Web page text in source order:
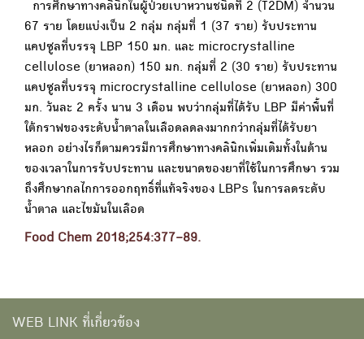
การศึกษาทางคลินิกในผู้ป่วยเบาหวานชนิดที่ 2 (T2DM) จำนวน
67 ราย โดยแบ่งเป็น 2 กลุ่ม กลุ่มที่ 1 (37 ราย) รับประทาน
แคปซูลที่บรรจุ LBP 150 มก. และ microcrystalline
cellulose (ยาหลอก) 150 มก. กลุ่มที่ 2 (30 ราย) รับประทาน
แคปซูลที่บรรจุ microcrystalline cellulose (ยาหลอก) 300
มก. วันละ 2 ครั้ง นาน 3 เดือน พบว่ากลุ่มที่ได้รับ LBP มีค่าพื้นที่
ใต้กราฟของระดับน้ำตาลในเลือดลดลงมากกว่ากลุ่มที่ได้รับยา
หลอก อย่างไรก็ตามควรมีการศึกษาทางคลินิกเพิ่มเติมทั้งในด้าน
ของเวลาในการรับประทาน และขนาดของยาที่ใช้ในการศึกษา รวม
ถึงศึกษากลไกการออกฤทธิ์ที่แท้จริงของ LBPs ในการลดระดับ
น้ำตาล และไขมันในเลือด
Food Chem 2018;254:377–89.
WEB LINK ที่เกี่ยวข้อง